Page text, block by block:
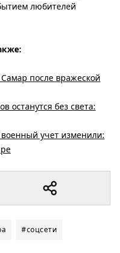
любителей
после вражеской
останутся без света:
учет изменили:
#соцсети